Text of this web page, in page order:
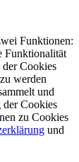
Funktionen:
Funktionalität
Cookies
werden
und
der Cookies
zu Cookies
und